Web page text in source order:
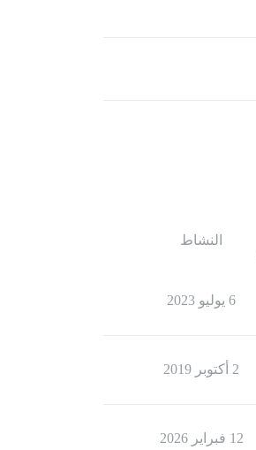
النشاط
6 يوليو 2023
2 أكتوبر 2019
12 فبراير 2026